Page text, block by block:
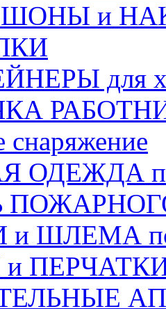
и
для
ОДЕЖДА
и ШЛЕМА
ПЕРЧАТКИ